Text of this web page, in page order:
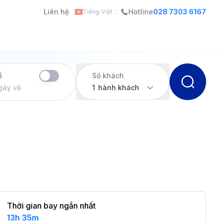
Liên hệ Tiếng Việt Hotline028 7303 6167
về
Số khách
1 hành khách
Thời gian bay ngắn nhất
13h 35m